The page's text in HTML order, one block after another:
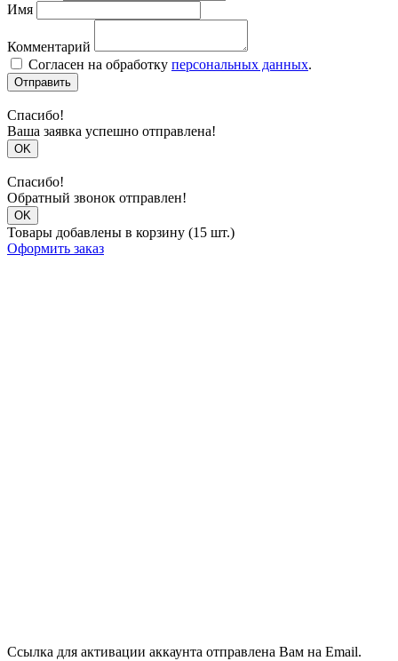
Имя
Комментарий
Согласен на обработку персональных данных.
Отправить
Спасибо!
Ваша заявка успешно отправлена!
OK
Спасибо!
Обратный звонок отправлен!
OK
Товары добавлены в корзину (15 шт.)
Оформить заказ
Ссылка для активации аккаунта отправлена Вам на Email.